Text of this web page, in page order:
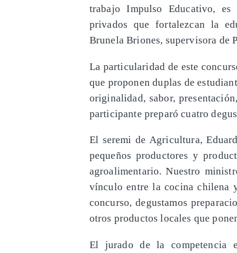
trabajo Impulso Educativo,
privados que fortalezcan la
Brunela Briones, supervisora de
La particularidad de este
que proponen duplas de
originalidad, sabor,
participante preparó cuatro
El seremi de Agricultura,
pequeños productores y
agroalimentario. Nuestro
vínculo entre la cocina chilena
concurso, degustamos
otros productos locales que
El jurado de la competencia